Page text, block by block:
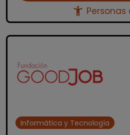
accessibility_new
Informática y Tecnología